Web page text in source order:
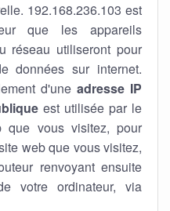
192.168.236.103 est
que les appareils
réseau utiliseront pour
données sur internet.
d'une adresse IP
est utilisée par le
vous visitez, pour
web que vous visitez,
renvoyant ensuite
votre ordinateur, via